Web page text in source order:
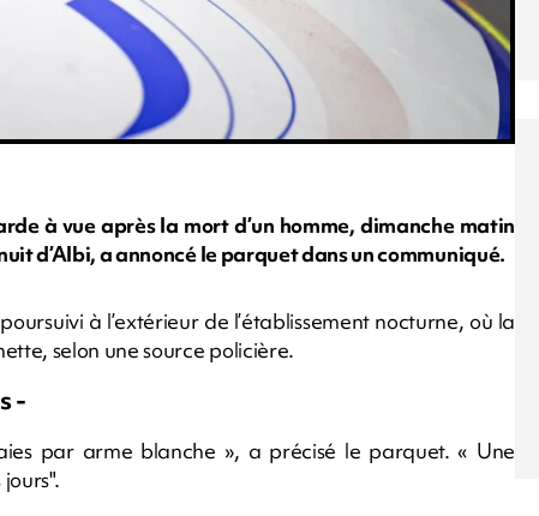
à vue après la mort d’un homme, dimanche matin
d’Albi, a annoncé le parquet dans un communiqué.
à l’extérieur de l’établissement nocturne, où la
selon une source policière.
-
par arme blanche », a précisé le parquet. « Une